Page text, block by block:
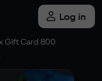
Log in
Gift Card 800